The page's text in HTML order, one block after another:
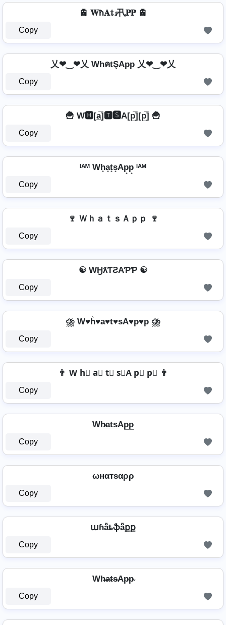
🚊 𝐖ħ𝐀𝕥𝓼卂𝐏𝐏 🚊
Copy
乂❤‿❤乂 WhคtŞApp 乂❤‿❤乂
Copy
🍟 W🅷[a̲̅]🆃🆂A[p̲̅][p̲̅] 🍟
Copy
ᴵᴬᴹ Wh̟a̟t̟s̟Ap̟p̟ ᴵᴬᴹ
Copy
🍷 ＷｈａｔｓＡｐｐ 🍷
Copy
☯ WӇƛƬƧAƤƤ ☯
Copy
⛈️ W♥h͛♥a♥t♥sA♥p♥p ⛈️
Copy
👨 W h⃣ a⃣ t⃣ s⃣A p⃣ p⃣ 👨
Copy
Wh̷̲a̲t̲s̲Ap̲p̲
Copy
ωнαтѕαρρ
Copy
աɦǟȶֆǟքք
Copy
Wh̴̶a̴t̴s̴Ap̴p̴
Copy